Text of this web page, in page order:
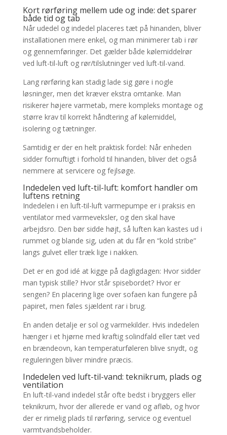
Kort rørføring mellem ude og inde: det sparer
både tid og tab
Når udedel og indedel placeres tæt på hinanden, bliver
installationen mere enkel, og man minimerer tab i rør
og gennemføringer. Det gælder både kølemiddelrør
ved luft-til-luft og rør/tilslutninger ved luft-til-vand.
Lang rørføring kan stadig lade sig gøre i nogle
løsninger, men det kræver ekstra omtanke. Man
risikerer højere varmetab, mere kompleks montage og
større krav til korrekt håndtering af kølemiddel,
isolering og tætninger.
Samtidig er der en helt praktisk fordel: Når enheden
sidder fornuftigt i forhold til hinanden, bliver det også
nemmere at servicere og fejlsøge.
Indedelen ved luft-til-luft: komfort handler om
luftens retning
Indedelen i en luft-til-luft varmepumpe er i praksis en
ventilator med varmeveksler, og den skal have
arbejdsro. Den bør sidde højt, så luften kan kastes ud i
rummet og blande sig, uden at du får en “kold stribe”
langs gulvet eller træk lige i nakken.
Det er en god idé at kigge på dagligdagen: Hvor sidder
man typisk stille? Hvor står spisebordet? Hvor er
sengen? En placering lige over sofaen kan fungere på
papiret, men føles sjældent rar i brug.
En anden detalje er sol og varmekilder. Hvis indedelen
hænger i et hjørne med kraftig solindfald eller tæt ved
en brændeovn, kan temperaturføleren blive snydt, og
reguleringen bliver mindre præcis.
Indedelen ved luft-til-vand: teknikrum, plads og
ventilation
En luft-til-vand indedel står ofte bedst i bryggers eller
teknikrum, hvor der allerede er vand og afløb, og hvor
der er rimelig plads til rørføring, service og eventuel
varmtvandsbeholder.